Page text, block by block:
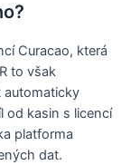
Curacao, která
to však
automaticky
od kasin s licencí
platforma
dat.